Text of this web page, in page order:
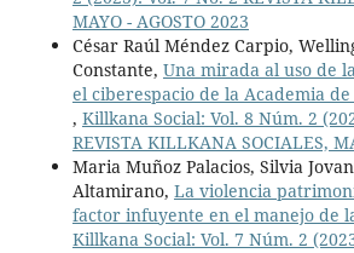
MAYO - AGOSTO 2023
César Raúl Méndez Carpio,
Constante, Una mirada al uso de
el ciberespacio de la Academia
, Killkana Social: Vol. 8 Núm. 2
REVISTA KILLKANA SOCIALES,
Maria Muñoz Palacios, Silvia
Altamirano, La violencia
factor infuyente en el manejo de
Killkana Social: Vol. 7 Núm. 2